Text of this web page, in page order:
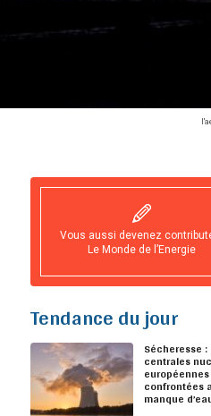
Vous aussi devenez
Le Monde de l’Energie
Tendance du jour
Sécheresse
centrales
européennes
confrontées
manque